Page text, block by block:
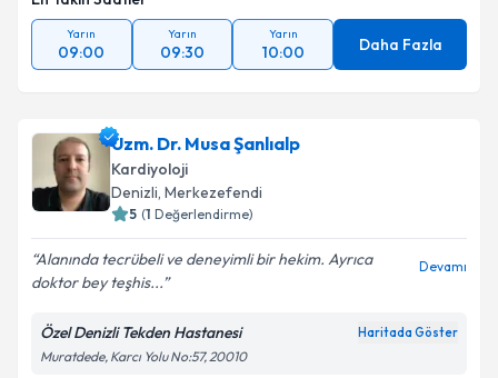
En Yakın Saatler
Yarın
09:00
Yarın
09:30
Yarın
10:00 Daha Fazla
Uzm. Dr. Musa Şanlıalp
Kardiyoloji
Denizli,Merkezefendi
( Değerlendirme)
Alanında tecrübeli ve deneyimli bir hekim. Ayrıca
doktor bey teşhis...
Özel Denizli Tekden Hastanesi
Muratdede, Karcı Yolu No:57, 20010